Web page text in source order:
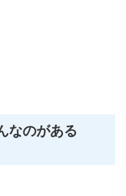
なのがある